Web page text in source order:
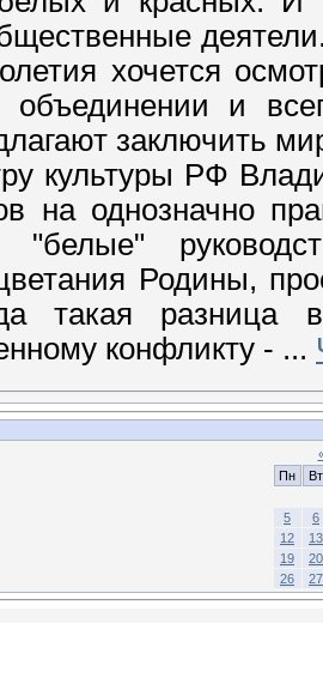
хочется
объединении и
заключить
культуры РФ
на однозначно
Родины,
такая разница
конфликту - ...
Пн
Вт
5
6
12
13
19
20
26
27